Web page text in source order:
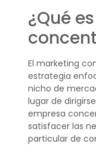
¿Qué
El marketing
estrategia
nicho de
lugar de
empresa
satisfacer las
particular de